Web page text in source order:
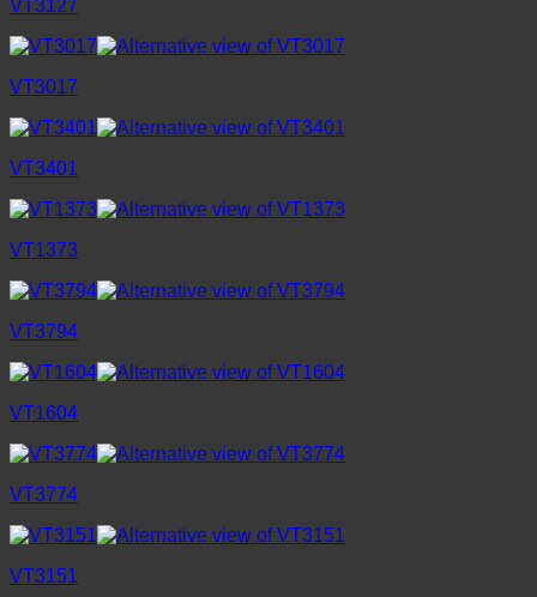
VT3127
VT3017
VT3401
VT1373
VT3794
VT1604
VT3774
VT3151